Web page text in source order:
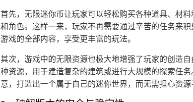
首先，无限迷你币让玩家可以轻松购买各种道具、材
和角色。这样一来，玩家不再需要通过辛苦的任务来
游戏的全部内容，享受更丰富的玩法。
其次，游戏中的无限资源也极大地增强了玩家的创造
种资源，用于建造复杂的建筑或进行大规模的探索任
意，打造出一个属于自己的迷你世界，而无需担心资源